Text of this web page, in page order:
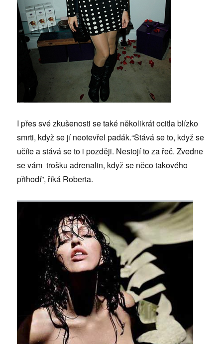
I přes své zkušenosti se také několikrát ocitla blízko
smrti, když se jí neotevřel padák.“Stává se to, když se
učíte a stává se to i později. Nestojí to za řeč. Zvedne
se vám trošku adrenalin, když se něco takového
přihodí”, říká Roberta.